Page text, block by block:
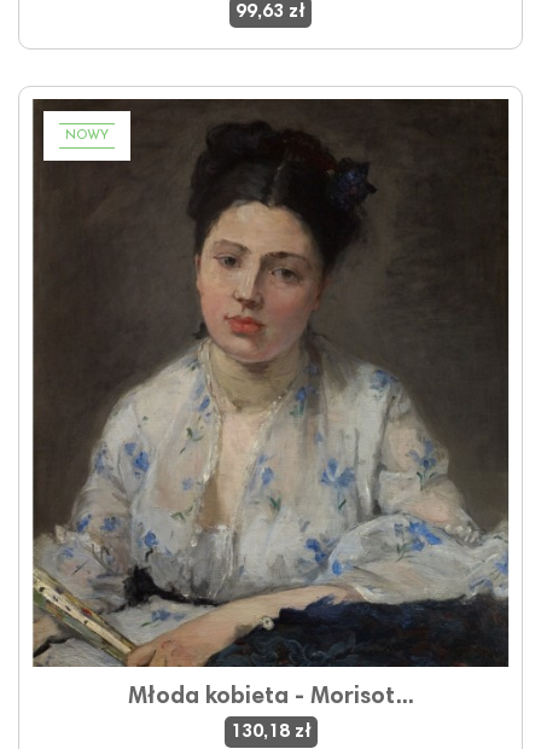
99,63 zł
NOWY
Młoda kobieta - Morisot...
130,18 zł